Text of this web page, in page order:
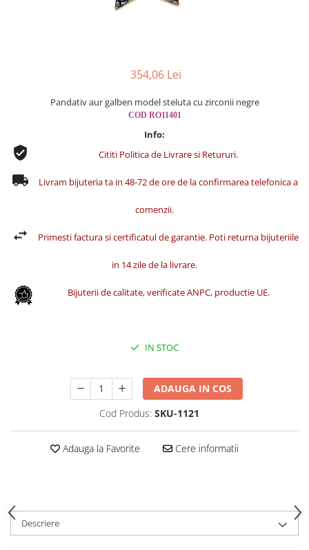
354,06 Lei
Pandativ aur galben model steluta cu zirconii negre
COD RO11401
Info:
Cititi Politica de Livrare si Retururi.
Livram bijuteria ta in 48-72 de ore de la confirmarea telefonica a
comenzii.
Primesti factura si certificatul de garantie. Poti returna bijuteriile
in 14 zile de la livrare.
Bijuterii de calitate, verificate ANPC, productie UE.
IN STOC
ADAUGA IN COS
Cod Produs: SKU-1121
Adauga la Favorite Cere informatii
Descriere